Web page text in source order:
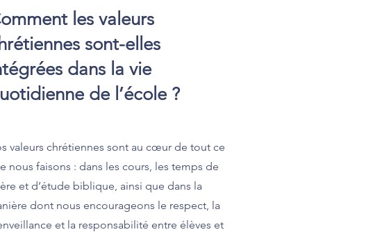
les valeurs
sont-elles
dans la vie
de l’école ?
valeurs chrétiennes sont au cœur de tout ce
nous faisons : dans les cours, les temps de
et d’étude biblique, ainsi que dans la
dont nous encourageons le respect, la
et la responsabilité entre élèves et